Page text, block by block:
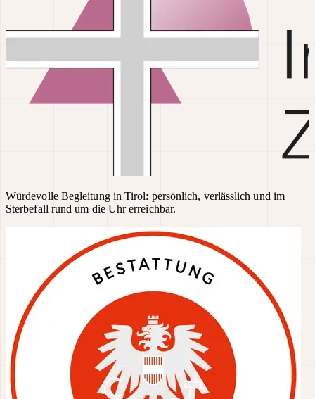
Würdevolle Begleitung in Tirol: persönlich, verlässlich und im
Sterbefall rund um die Uhr erreichbar.